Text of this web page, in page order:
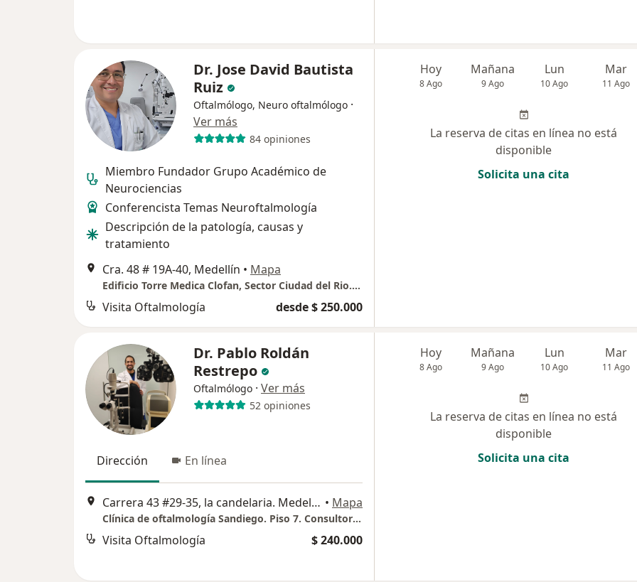
Dr. Jose David Bautista
Ruiz
Oftalmólogo, Neuro oftalmólogo ·
Ver más
84 opiniones
Miembro Fundador Grupo Académico de
Neurociencias
Conferencista Temas Neuroftalmología
Descripción de la patología, causas y
tratamiento
Cra. 48 # 19A-40, Medellín • Mapa
Edificio Torre Medica Clofan, Sector Ciudad del Rio. Consultorio 16 - 04
Visita Oftalmología desde $ 250.000
Hoy
8 Ago
Mañana
9 Ago
Lun
10 Ago
Mar
11 Ago
La reserva de citas en línea no está
disponible
Solicita una cita
Dr. Pablo Roldán
Restrepo
Oftalmólogo · Ver más
52 opiniones
Dirección En línea
Carrera 43 #29-35, la candelaria. Medellín., Medellín • Mapa
Clínica de oftalmología Sandiego. Piso 7. Consultorio 722
Visita Oftalmología $ 240.000
Hoy
8 Ago
Mañana
9 Ago
Lun
10 Ago
Mar
11 Ago
La reserva de citas en línea no está
disponible
Solicita una cita